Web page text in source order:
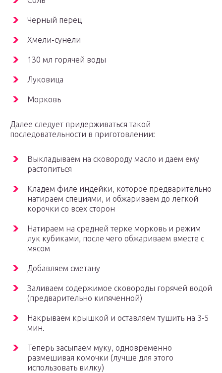
Черный перец
Хмели-сунели
130 мл горячей воды
Луковица
Морковь
Далее следует придерживаться такой
последовательности в приготовлении:
Выкладываем на сковороду масло и даем ему
растопиться
Кладем филе индейки, которое предварительно
натираем специями, и обжариваем до легкой
корочки со всех сторон
Натираем на средней терке морковь и режим
лук кубиками, после чего обжариваем вместе с
мясом
Добавляем сметану
Заливаем содержимое сковороды горячей водой
(предварительно кипяченной)
Накрываем крышкой и оставляем тушить на 3-5
мин.
Теперь засыпаем муку, одновременно
размешивая комочки (лучше для этого
использовать вилку)